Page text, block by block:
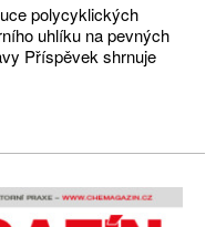
polycyklických
uhlíku na pevných
Příspěvek shrnuje